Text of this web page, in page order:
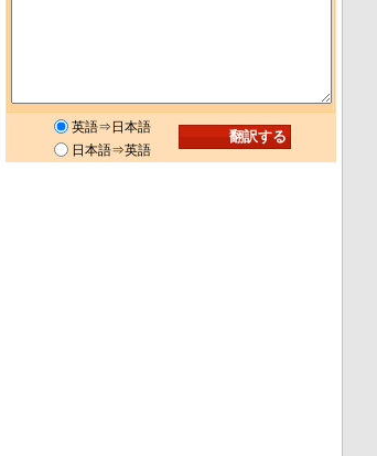
英語⇒日本語
日本語⇒英語